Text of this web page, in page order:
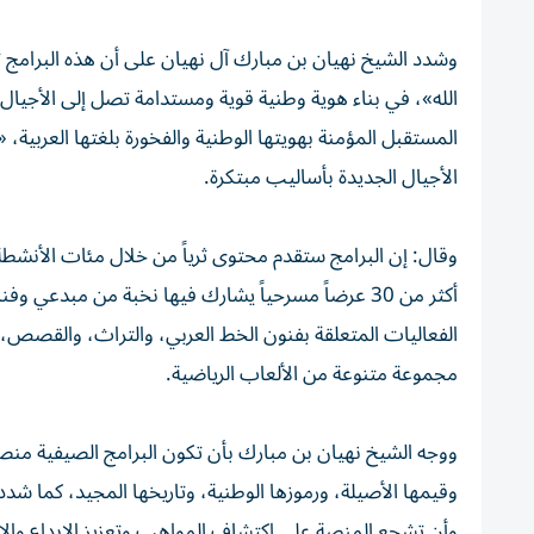
وشدد الشيخ نهيان بن مبارك آل نهيان على أن هذه
الله»، في بناء هوية وطنية قوية ومستدامة تصل إلى
المستقبل المؤمنة بهويتها الوطنية والفخورة بلغتها
الأجيال الجديدة بأساليب مبتكرة.
وقال: إن البرامج ستقدم محتوى ثرياً من خلال مئات الأنشطة
أكثر من 30 عرضاً مسرحياً يشارك فيها نخبة من
الفعاليات المتعلقة بفنون الخط العربي، والتراث،
مجموعة متنوعة من الألعاب الرياضية.
ووجه الشيخ نهيان بن مبارك بأن تكون البرامج الصيفية
وقيمها الأصيلة، ورموزها الوطنية، وتاريخها المجيد، كما